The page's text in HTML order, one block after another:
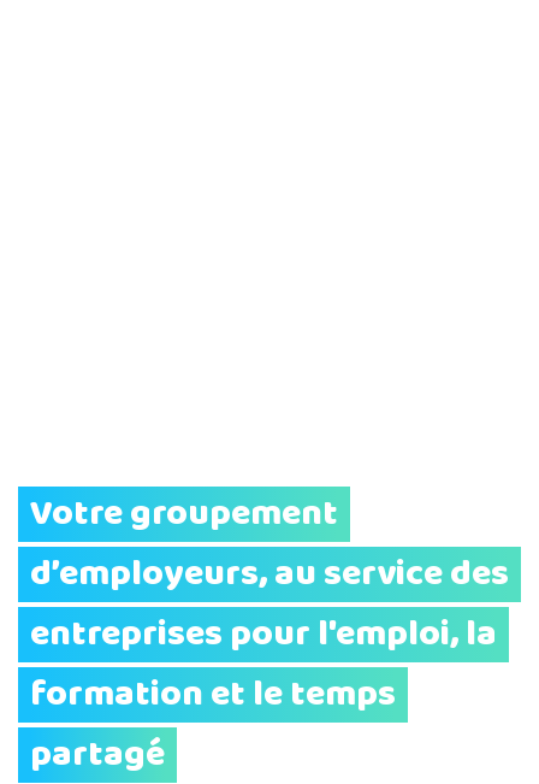
Votre groupement
d’employeurs, au service des
entreprises pour l'emploi, la
formation et le temps
partagé